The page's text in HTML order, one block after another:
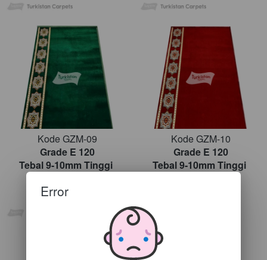
Kode GZM-09
Grade E 120
Tebal 9-10mm Tinggi
Rp. 225.000,-/m
Kode GZM-10
Grade E 120
Tebal 9-10mm Tinggi
Error